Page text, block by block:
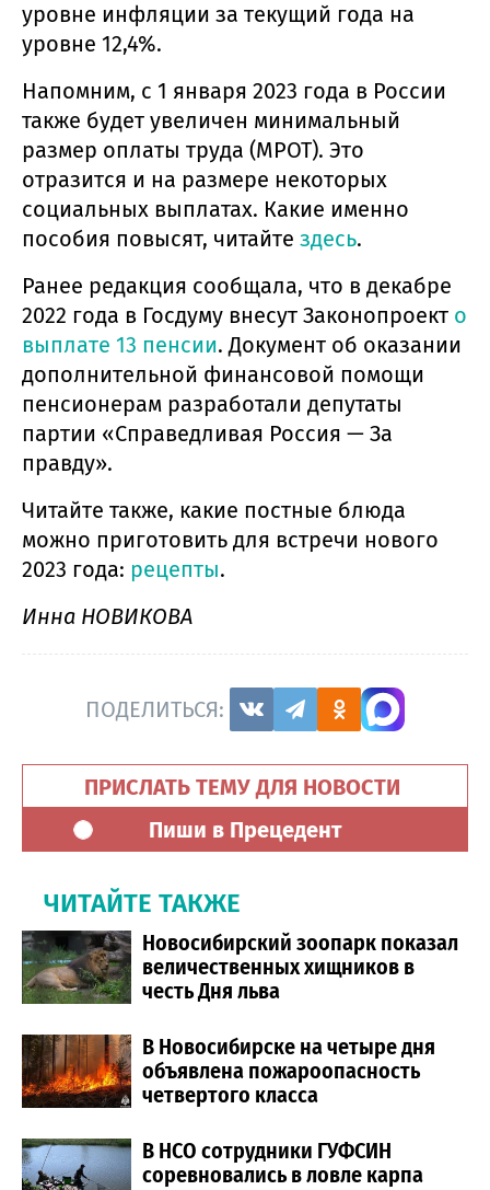
уровне инфляции за текущий года на
уровне 12,4%.
Напомним, с 1 января 2023 года в России
также будет увеличен минимальный
размер оплаты труда (МРОТ). Это
отразится и на размере некоторых
социальных выплатах. Какие именно
пособия повысят, читайте здесь.
Ранее редакция сообщала, что в декабре
2022 года в Госдуму внесут Законопроект о
выплате 13 пенсии. Документ об оказании
дополнительной финансовой помощи
пенсионерам разработали депутаты
партии «Справедливая Россия — За
правду».
Читайте также, какие постные блюда
можно приготовить для встречи нового
2023 года: рецепты.
Инна НОВИКОВА
ПОДЕЛИТЬСЯ:
ПРИСЛАТЬ ТЕМУ ДЛЯ НОВОСТИ
Пиши в Прецедент
ЧИТАЙТЕ ТАКЖЕ
Новосибирский зоопарк показал
величественных хищников в
честь Дня льва
В Новосибирске на четыре дня
объявлена пожароопасность
четвертого класса
В НСО сотрудники ГУФСИН
соревновались в ловле карпа